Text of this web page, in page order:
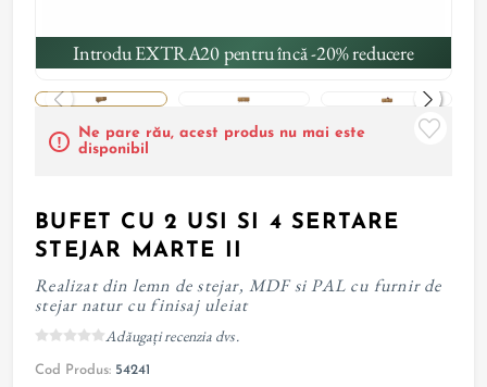
Introdu EXTRA20 pentru încă -20% reducere
Ne pare rău, acest produs nu mai este
disponibil
BUFET CU 2 USI SI 4 SERTARE
STEJAR MARTE II
Realizat din lemn de stejar, MDF si PAL cu furnir de
stejar natur cu finisaj uleiat
Adăugați recenzia dvs.
Cod Produs: 54241